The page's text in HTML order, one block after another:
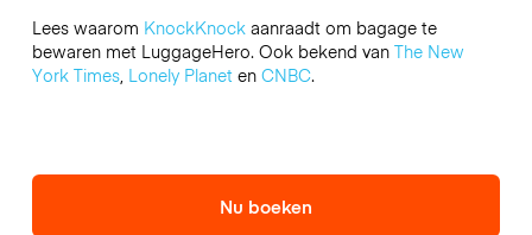
Lees waarom KnockKnockaanraadt om bagage te
bewaren met LuggageHero. Ook bekend van The New
York Times, Lonely Planeten CNBC.
Nu boeken